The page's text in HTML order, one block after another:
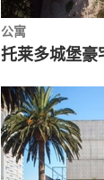
公寓